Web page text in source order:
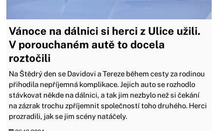
Vánoce na dálnici si herci z Ulice užili.
V porouchaném autě to docela
roztočili
Na Štědrý den se Davidovi a Tereze během cesty za rodinou
přihodila nepříjemná komplikace. Jejich auto se rozhodlo
stávkovat někde na dálnici, a tak jim nezbylo než si čekání
na zázrak trochu zpříjemnit společností toho druhého. Herci
prozradili, jak se jim scény natáčely.